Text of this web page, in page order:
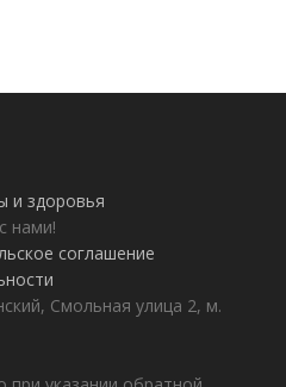
и здоровья
нами!
соглашение
Смольная улица 2, м.